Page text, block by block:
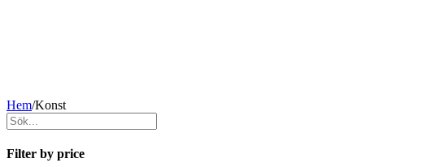
Hem/Konst
Filter by price